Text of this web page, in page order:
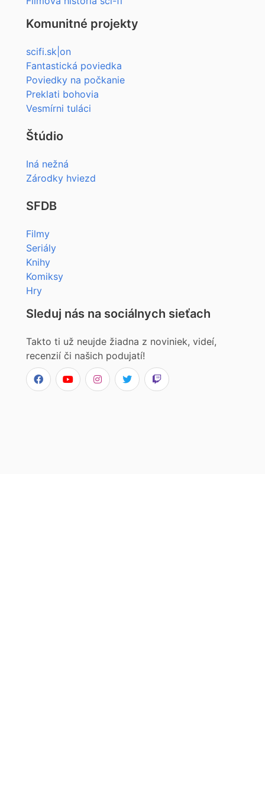
Komunitné projekty
scifi.sk|on
Fantastická poviedka
Poviedky na počkanie
Preklati bohovia
Vesmírni tuláci
Štúdio
Iná nežná
Zárodky hviezd
SFDB
Filmy
Seriály
Knihy
Komiksy
Hry
Sleduj nás na sociálnych sieťach
Takto ti už neujde žiadna z noviniek, videí,
recenzií či našich podujatí!